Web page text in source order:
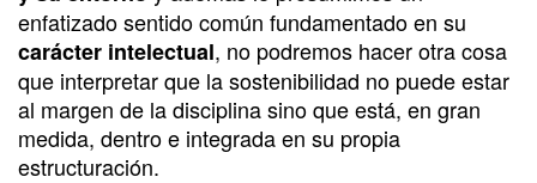
enfatizado sentido común fundamentado en su
carácter intelectual, no podremos hacer otra cosa
que interpretar que la sostenibilidad no puede estar
al margen de la disciplina sino que está, en gran
medida, dentro e integrada en su propia
estructuración.